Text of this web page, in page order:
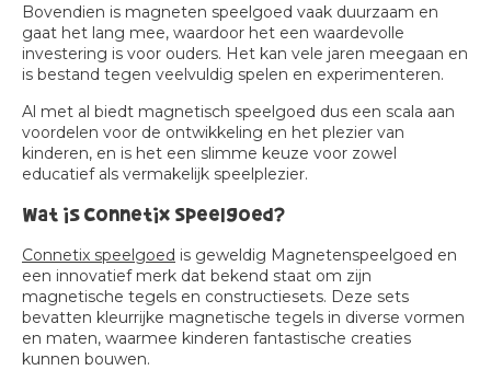
Bovendien is magneten speelgoed vaak duurzaam en
gaat het lang mee, waardoor het een waardevolle
investering is voor ouders. Het kan vele jaren meegaan en
is bestand tegen veelvuldig spelen en experimenteren.
Al met al biedt magnetisch speelgoed dus een scala aan
voordelen voor de ontwikkeling en het plezier van
kinderen, en is het een slimme keuze voor zowel
educatief als vermakelijk speelplezier.
Wat is Connetix Speelgoed?
Connetix speelgoed is geweldig Magnetenspeelgoed en
een innovatief merk dat bekend staat om zijn
magnetische tegels en constructiesets. Deze sets
bevatten kleurrijke magnetische tegels in diverse vormen
en maten, waarmee kinderen fantastische creaties
kunnen bouwen.